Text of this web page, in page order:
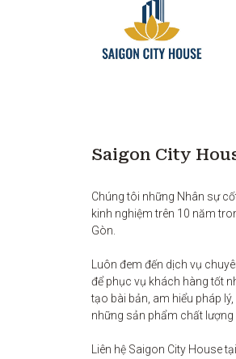
Saigon City
Chúng tôi những Nhân sự
kinh nghiệm trên 10 năm
Gòn.
Luôn đem đến dịch vụ
để phục vụ khách hàng tốt
tạo bài bản, am hiểu pháp
những sản phẩm chất lượng
Liên hệ Saigon City House